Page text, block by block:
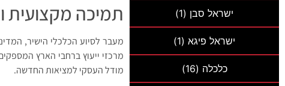
ישראל סבן (1)
ישראל פיגא(1)
כלכלה (16)
תמיכה מקצועית
מעבר לסיוע הכלכלי הישיר,
מרכזי ייעוץ ברחבי הארץ
מודל העסקי למציאות החדשה.